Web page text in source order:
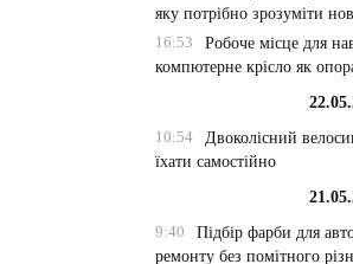
яку потрібно зрозуміти
16:53
Робоче місце для
компютерне крісло як
10:54
Двоколісний
їхати самостійно
9:40
Підбір фарби для
ремонту без помітного